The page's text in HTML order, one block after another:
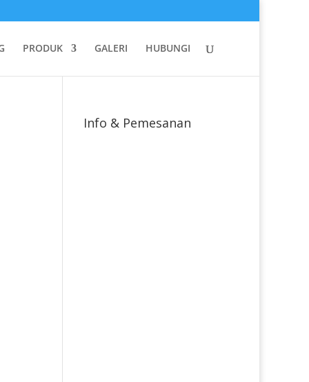
PRODUK GALERI HUBUNGI
Info & Pemesanan